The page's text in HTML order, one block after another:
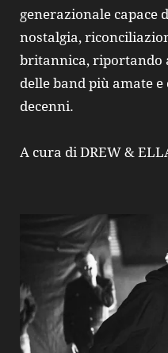
generazionale capace
nostalgia,
britannica, riportando
delle band più amate
decenni.
A cura di DREW &